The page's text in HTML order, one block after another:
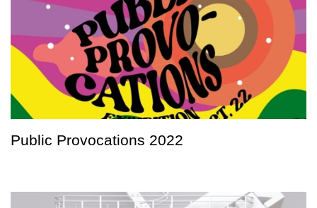
Public Provocations 2022